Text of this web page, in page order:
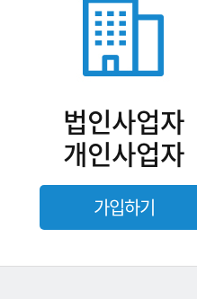
법인사업자
개인사업자
가입하기